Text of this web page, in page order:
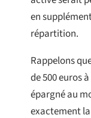
en
répartition.
Rappelons
de 500 euros
épargné au
exactement